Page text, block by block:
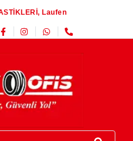
Laufen